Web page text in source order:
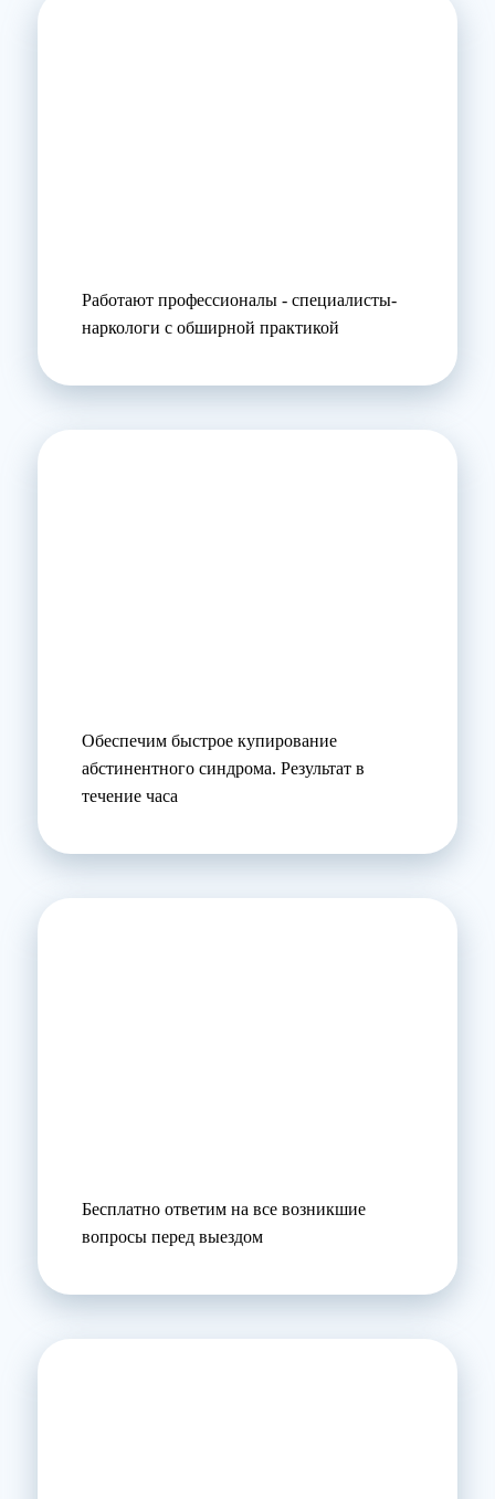
Работают профессионалы - специалисты-
наркологи с обширной практикой
Обеспечим быстрое купирование
абстинентного синдрома. Результат в
течение часа
Бесплатно ответим на все возникшие
вопросы перед выездом